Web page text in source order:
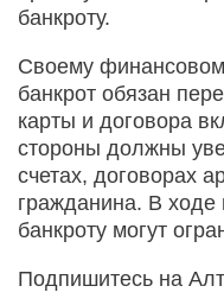
банкроту.
Своему
банкрот обязан
карты и договора
стороны должны
счетах, договорах
гражданина. В
банкроту могут
Подпишитесь на